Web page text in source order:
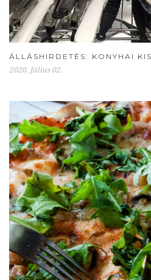
ÁLLÁSHIRDETÉS: KONYHAI
2020. Július 02.